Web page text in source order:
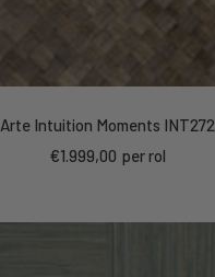
Arte Intuition Moments INT272
Kortings
€1.999,00 per rol